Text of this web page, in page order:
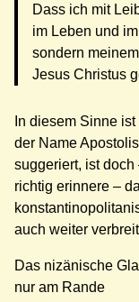
Dass ich mit
im Leben und
sondern
Jesus Christus
In diesem Sinne
der Name
suggeriert, ist
richtig erinnere –
auch weiter
Das nizänische
nur am Rande